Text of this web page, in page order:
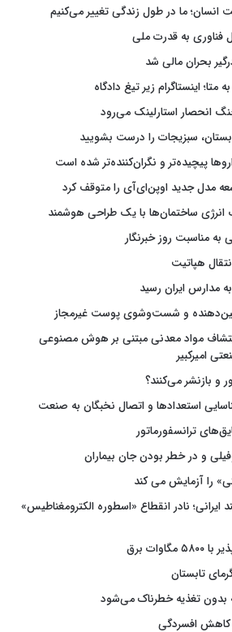
انسان؛ ما در طول زندگی تغییر می‌کنیم
فناوری به قدرت ملی
بحران مالی شد
سبزیجات را درست بشویید
پیچیده‌تر و نگران‌کننده‌تر شده است
مدل جدید اوپن‌ای‌آی را متوقف کرد
مناسبت روز خبرنگار
هپاتیت
ایران رسید
و شست‌وشوی پوست غیرمجاز
مواد معدنی مبتنی بر هوش مصنوعی
امیرکبیر
و بازنشر می‌کنند؟
استعدادها و اتصال نخبگان به صنعت
ترانسفورماتور
و در خطر بودن جان بیماران
را آزمایش می کند
ایرانی؛ نادر انقطاع «اسطوره الکترومغناطیس»
برق
تابستان
بدون تغذیه خطرناک می‌شود
کاهش افسردگی